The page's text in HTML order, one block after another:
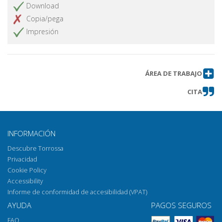
Download
Copia/pega
Impresión
ÁREA DE TRABAJO
CITA
INFORMACIÓN
Descubre Torrossa
Privacidad
Cookie Policy
Accessibility
Informe de conformidad de accesibilidad (VPAT)
AYUDA PAGOS SEGUROS